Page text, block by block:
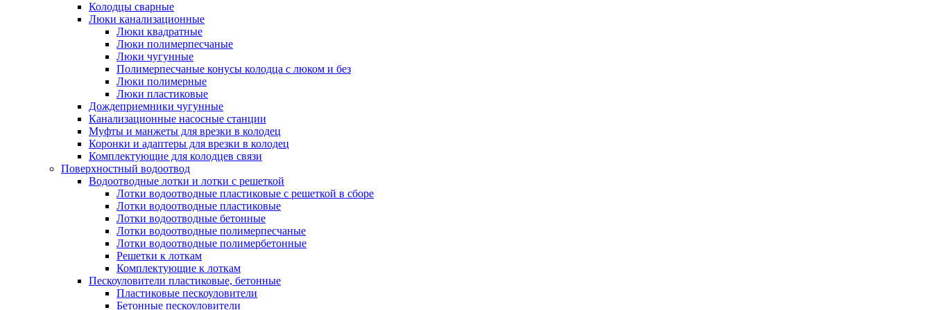
Колодцы сварные
Люки канализационные
Люки квадратные
Люки полимерпесчаные
Люки чугунные
Полимерпесчаные конусы колодца с люком и без
Люки полимерные
Люки пластиковые
Дождеприемники чугунные
Канализационные насосные станции
Муфты и манжеты для врезки в колодец
Коронки и адаптеры для врезки в колодец
Комплектующие для колодцев связи
Поверхностный водоотвод
Водоотводные лотки и лотки с решеткой
Лотки водоотводные пластиковые с решеткой в сборе
Лотки водоотводные пластиковые
Лотки водоотводные бетонные
Лотки водоотводные полимерпесчаные
Лотки водоотводные полимербетонные
Решетки к лоткам
Комплектующие к лоткам
Пескоуловители пластиковые, бетонные
Пластиковые пескоуловители
Бетонные пескоуловители